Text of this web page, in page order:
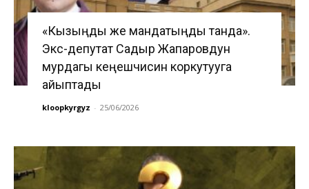
«Кызыңды же мандатыңды танда».
Экс-депутат Садыр Жапаровдун
мурдагы кеңешчисин коркутууга
айыптады
kloopkyrgyz - 25/06/2026